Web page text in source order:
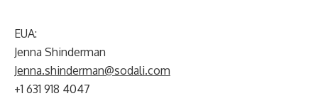
EUA:
Jenna Shinderman
Jenna.shinderman@sodali.com
+1 631 918 4047